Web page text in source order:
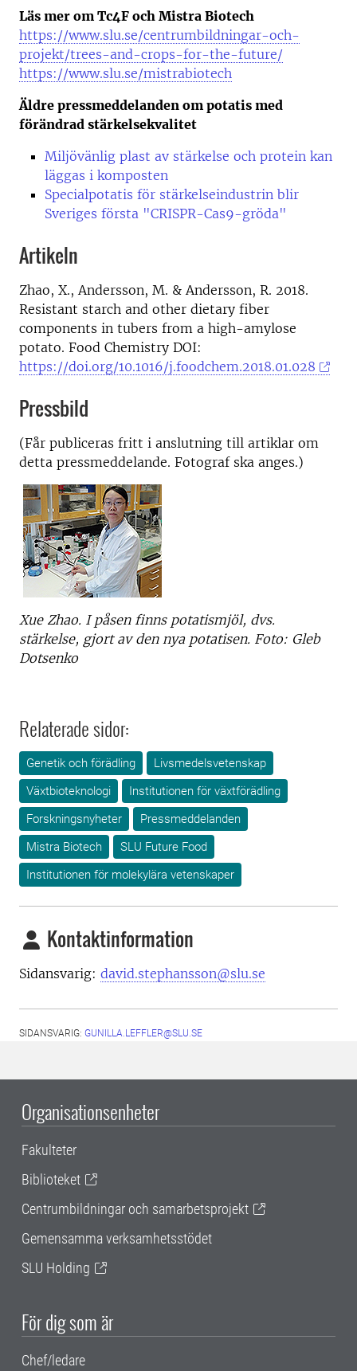
Läs mer om Tc4F och Mistra Biotech
https://www.slu.se/centrumbildningar-och-
projekt/trees-and-crops-for-the-future/
https://www.slu.se/mistrabiotech
Äldre pressmeddelanden om potatis med
förändrad stärkelsekvalitet
Miljövänlig plast av stärkelse och protein kan
läggas i komposten
Specialpotatis för stärkelseindustrin blir
Sveriges första "CRISPR-Cas9-gröda"
Artikeln
Zhao, X., Andersson, M. & Andersson, R. 2018.
Resistant starch and other dietary fiber
components in tubers from a high-amylose
potato. Food Chemistry DOI:
https://doi.org/10.1016/j.foodchem.2018.01.028
Pressbild
(Får publiceras fritt i anslutning till artiklar om
detta pressmeddelande. Fotograf ska anges.)
Xue Zhao. I påsen finns potatismjöl, dvs.
stärkelse, gjort av den nya potatisen. Foto: Gleb
Dotsenko
Relaterade sidor:
Genetik och förädling
Livsmedelsvetenskap
Växtbioteknologi
Institutionen för växtförädling
Forskningsnyheter
Pressmeddelanden
Mistra Biotech
SLU Future Food
Institutionen för molekylära vetenskaper
Kontaktinformation
Sidansvarig: david.stephansson@slu.se
SIDANSVARIG: GUNILLA.LEFFLER@SLU.SE
Organisationsenheter
Fakulteter
Biblioteket
Centrumbildningar och samarbetsprojekt
Gemensamma verksamhetsstödet
SLU Holding
För dig som är
Chef/ledare